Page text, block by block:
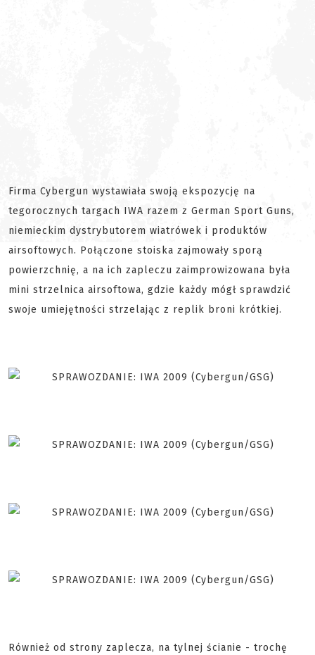
Firma Cybergun wystawiała swoją ekspozycję na
tegorocznych targach IWA razem z German Sport Guns,
niemieckim dystrybutorem wiatrówek i produktów
airsoftowych. Połączone stoiska zajmowały sporą
powierzchnię, a na ich zapleczu zaimprowizowana była
mini strzelnica airsoftowa, gdzie każdy mógł sprawdzić
swoje umiejętności strzelając z replik broni krótkiej.
Również od strony zaplecza, na tylnej ścianie - trochę